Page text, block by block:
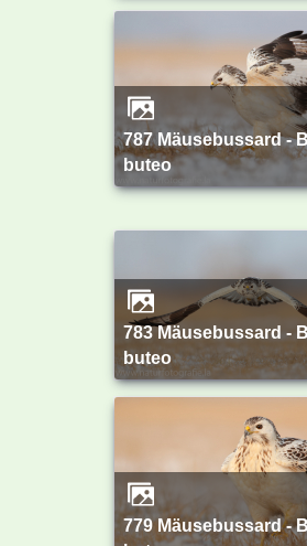
787 Mäusebussard - Buteo
buteo
783 Mäusebussard - Buteo
buteo
779 Mäusebussard - Buteo